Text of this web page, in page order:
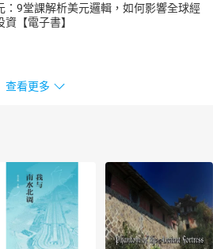
：9堂課解析美元邏輯，如何影響全球經
【電子書】
查看更多